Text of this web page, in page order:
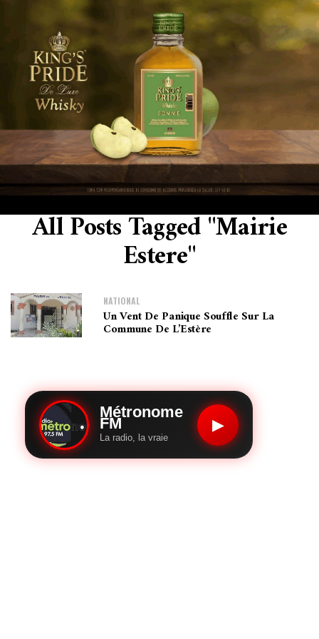
All Posts Tagged "mairie
Estere"
NATIONAL
Un Vent De Panique Souffle Sur La
Commune De L’Estère
Métronome
FM
La radio, la vraie
▶